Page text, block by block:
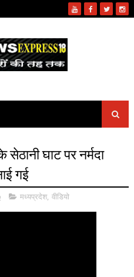
सेठानी घाट पर नर्मदा
गई
मध्यप्रदेश, वीडियो